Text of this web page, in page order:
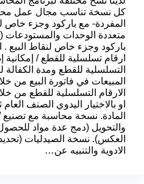
كل نسخة تناسب مجال عمل
المفردة- مع باركود وجزء خاص
متعددة الوحدات
باركود وجزء خاص لنقاط البيع .
ارقام تسلسلية للقطع / إمكانية
التسلسلية للقطع ومدة
المبيعات في فاتورة البيع من
الارقام التسلسلية للقطع من
او بالاختيار اليدوي الصنف
المادة. نسخة محاسبة مع تصنيع /
والتحويل (دمج عدة مواد
العكس). نسخة الصيدليات
الادوية والتنبيه عن…